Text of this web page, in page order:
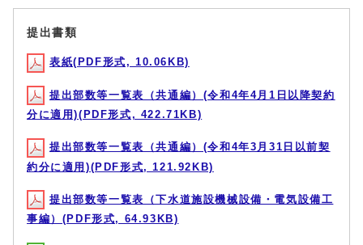
提出書類
表紙(PDF形式, 10.06KB)
提出部数等一覧表（共通編）(令和4年4月1日以降契約
分に適用)(PDF形式, 422.71KB)
提出部数等一覧表（共通編）(令和4年3月31日以前契
約分に適用)(PDF形式, 121.92KB)
提出部数等一覧表（下水道施設機械設備・電気設備工
事編）(PDF形式, 64.93KB)